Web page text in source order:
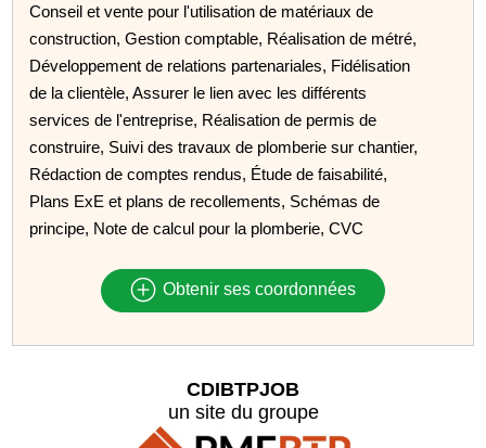
Conseil et vente pour l'utilisation de matériaux de
construction, Gestion comptable, Réalisation de métré,
Développement de relations partenariales, Fidélisation
de la clientèle, Assurer le lien avec les différents
services de l'entreprise, Réalisation de permis de
construire, Suivi des travaux de plomberie sur chantier,
Rédaction de comptes rendus, Étude de faisabilité,
Plans ExE et plans de recollements, Schémas de
principe, Note de calcul pour la plomberie, CVC
Obtenir ses coordonnées
CDIBTPJOB
un site du groupe